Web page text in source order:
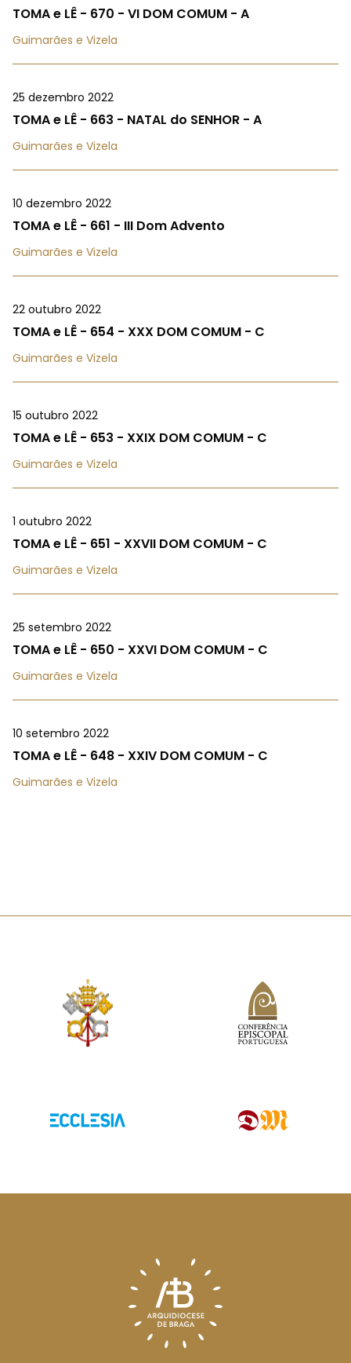
TOMA e LÊ - 670 - VI DOM COMUM - A
Guimarães e Vizela
25 dezembro 2022
TOMA e LÊ - 663 - NATAL do SENHOR - A
Guimarães e Vizela
10 dezembro 2022
TOMA e LÊ - 661 - III Dom Advento
Guimarães e Vizela
22 outubro 2022
TOMA e LÊ - 654 - XXX DOM COMUM - C
Guimarães e Vizela
15 outubro 2022
TOMA e LÊ - 653 - XXIX DOM COMUM - C
Guimarães e Vizela
1 outubro 2022
TOMA e LÊ - 651 - XXVII DOM COMUM - C
Guimarães e Vizela
25 setembro 2022
TOMA e LÊ - 650 - XXVI DOM COMUM - C
Guimarães e Vizela
10 setembro 2022
TOMA e LÊ - 648 - XXIV DOM COMUM - C
Guimarães e Vizela